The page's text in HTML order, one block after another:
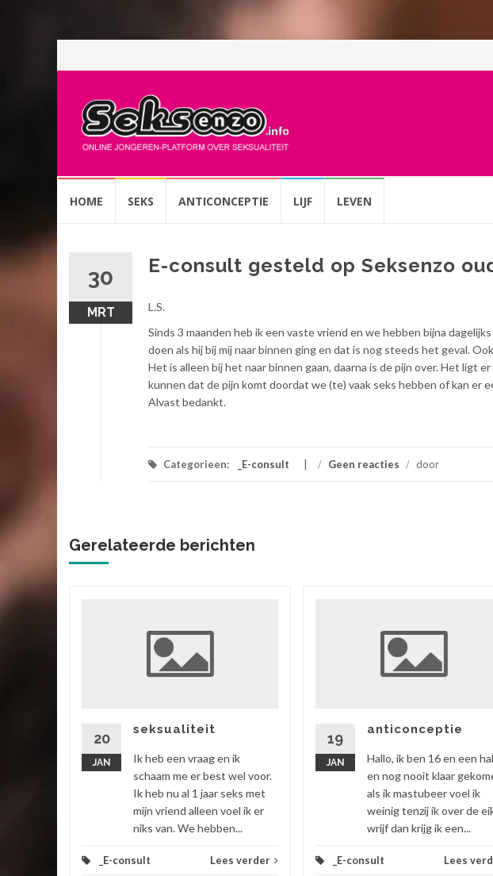
naarHOME SEKS ANTICONCEPTIE LIJF LEVEN
30
MRT
E-consult gesteld op Seksenzo
L.S.
Sinds 3 maanden heb ik een vaste vriend en we hebben bijna
doen als hij bij mij naar binnen ging en dat is nog steeds het geval.
Het is alleen bij het naar binnen gaan, daarna is de pijn over. Het ligt
kunnen dat de pijn komt doordat we (te) vaak seks hebben of kan er
Alvast bedankt.
Categorieen: _E-consult / Geen reacties / door
Gerelateerde berichten
20
JAN
seksualiteit
Ik heb een vraag en ik
schaam me er best wel voor.
Ik heb nu al 1 jaar seks met
mijn vriend alleen voel ik er
niks van. We hebben...
_E-consult Lees verder
19
JAN
anticonceptie
Hallo, ik ben 16 en een
en nog nooit klaar
als ik mastubeer voel ik
weinig tenzij ik over de
wrijf dan krijg ik een...
_E-consult Lees